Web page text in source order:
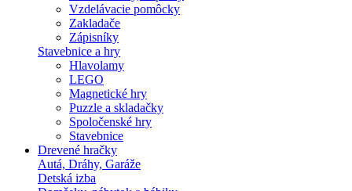
Vzdelávacie pomôcky
Zakladače
Zápisníky
Stavebnice a hry
Hlavolamy
LEGO
Magnetické hry
Puzzle a skladačky
Spoločenské hry
Stavebnice
Drevené hračky
Autá, Dráhy, Garáže
Detská izba